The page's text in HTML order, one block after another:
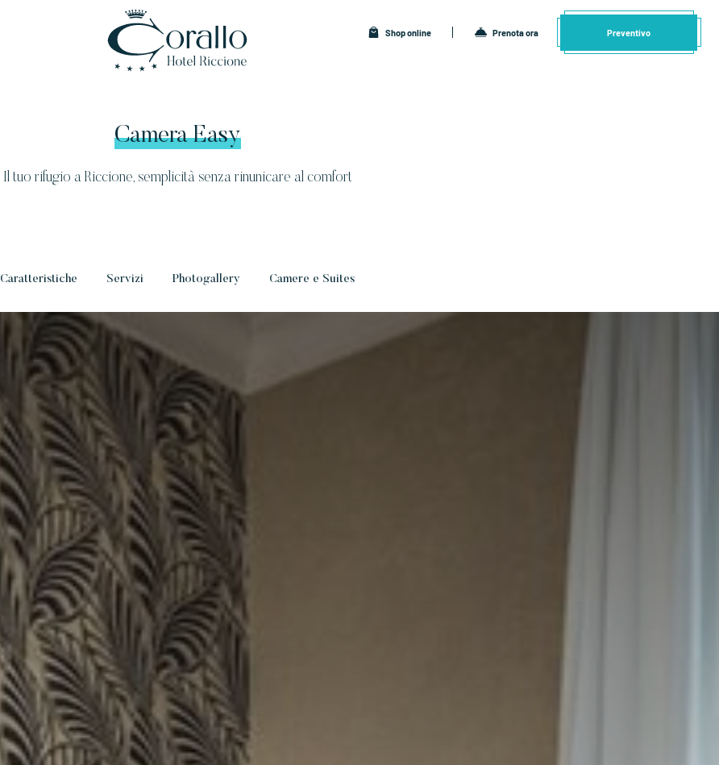
Shop online Prenota ora Preventivo
Camera Easy
Il tuo rifugio a Riccione, semplicità senza rinunicare al comfort
Caratteristiche Servizi Photogallery Camere e Suites